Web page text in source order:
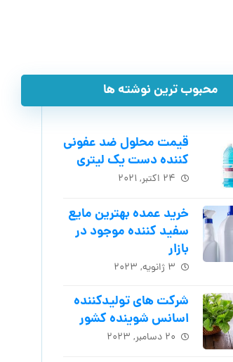
محبوب ترین نوشته ها
قیمت محلول ضد عفونی
کننده دست یک لیتری
۲۴ اکتبر, ۲۰۲۱
خرید عمده بهترین مایع
سفید کننده موجود در
بازار
۳ ژانویه, ۲۰۲۳
شرکت های تولیدکننده
اسانس شوینده کشور
۲۰ دسامبر, ۲۰۲۳